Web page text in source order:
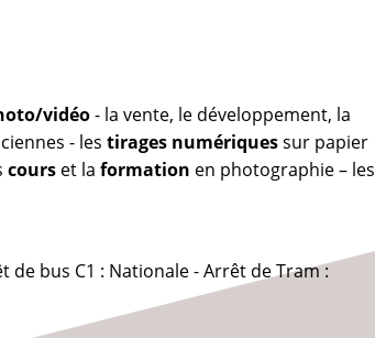
vidéo- la vente, le développement, la
- les tirages numériquessur papier
courset la formation en photographie – les
de bus C1 : Nationale - Arrêt de Tram :